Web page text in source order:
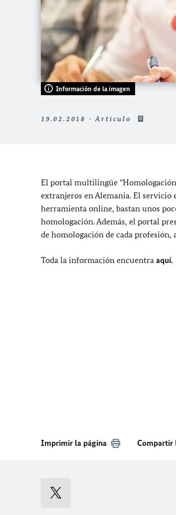
Información de la imagen
19.02.2018 - Artículo
El portal multilingüe
extranjeros en Alemania. El servicio
herramienta online, bastan unos
homologación. Además, el portal
de homologación de cada profesión,
Toda la información encuentra aquí.
Imprimir la página Compartir